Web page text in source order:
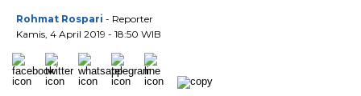
Rohmat Rospari - Reporter
Kamis, 4 April 2019 - 18:50 WIB